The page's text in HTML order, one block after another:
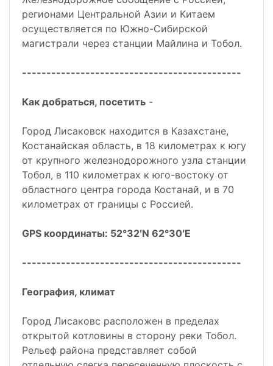
регионами Центральной Азии и Китаем
осуществляется по Южно-Сибирской
магистрали через станции Майлина и Тобол.
---------------------------------------------
Как добраться, посетить -
Город Лисаковск находится в Казахстане,
Костанайская область, в 18 километрах к югу
от крупного железнодорожного узла станции
Тобол, в 110 километрах к юго-востоку от
областного центра города Костанай, и в 70
километрах от границы с Россией.
GPS координаты: 52°32′N 62°30′E
---------------------------------------------
География, климат
Город Лисаковс расположен в пределах
открытой котловины в сторону реки Тобол.
Рельеф района представляет собой